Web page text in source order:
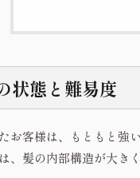
状態と難易度
お客様は、もともと強
、髪の内部構造が大き